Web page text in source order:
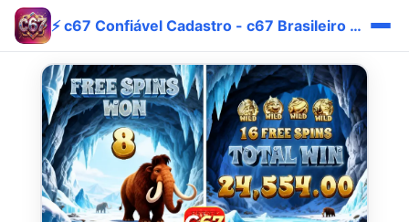
⚡ c67 Confiável Cadastro - c67 Brasileiro Cadastro Rápido 💎